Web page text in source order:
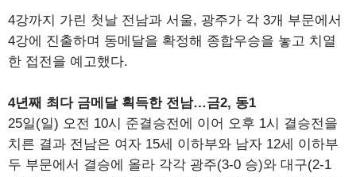
4강까지 가린 첫날 전남과 서울, 광주가 각 3개 부문에서
4강에 진출하며 동메달을 확정해 종합우승을 놓고 치열
한 접전을 예고했다.
4년째 최다 금메달 획득한 전남…금2, 동1
25일(일) 오전 10시 준결승전에 이어 오후 1시 결승전을
치른 결과 전남은 여자 15세 이하부와 남자 12세 이하부
두 부문에서 결승에 올라 각각 광주(3-0 승)와 대구(2-1